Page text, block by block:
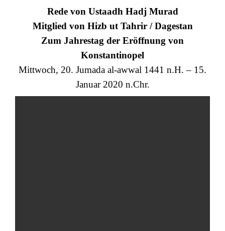
Rede von Ustaadh Hadj Murad
Mitglied von Hizb ut Tahrir / Dagestan
Zum Jahrestag der Eröffnung von
Konstantinopel
Mittwoch, 20. Jumada al-awwal 1441 n.H. – 15.
Januar 2020 n.Chr.